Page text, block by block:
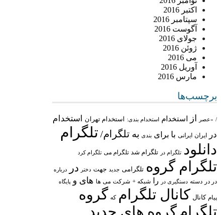
اکتبر 2016
سپتامبر 2016
آگوست 2016
جولای 2016
ژوئن 2016
می 2016
آوریل 2016
مارس 2016
برچسب‌ها
/ «عصر از استخدام استخدام بندی: استخدام تهران
استخدام
در
ایران ایرانی با برای بندی به تلگرام/ تلگرام
دانلود تلگرام در تلگرام شد تلگرام می تلگرام کرد
تلگرام گروه تلگرامی جدید جهت دختر در درباره
در در دسته دستگیری در را شبکه + شرکت می ها های و پایگاه
پیام کانال کانال تلگرام که گروه
تلگرام گروه های جدید